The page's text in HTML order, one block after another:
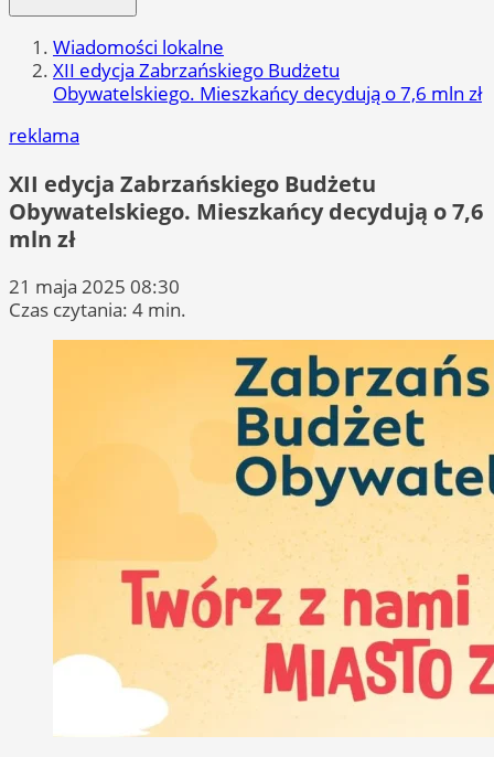
Wiadomości lokalne
XII edycja Zabrzańskiego Budżetu
Obywatelskiego. Mieszkańcy decydują o 7,6 mln zł
reklama
XII edycja Zabrzańskiego Budżetu
Obywatelskiego. Mieszkańcy decydują o 7,6
mln zł
21 maja 2025 08:30
Czas czytania: 4 min.